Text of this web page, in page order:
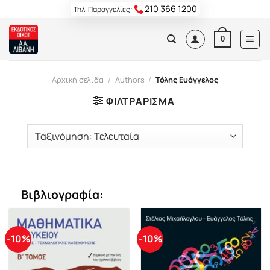
content
Τηλ. Παραγγελίες: 210 366 1200
0
Αρχική σελίδα / Authors / Τόλης Ευάγγελος
ΦΙΛΤΡΆΡΙΣΜΑ
Βιβλιογραφία:
-10% -10%